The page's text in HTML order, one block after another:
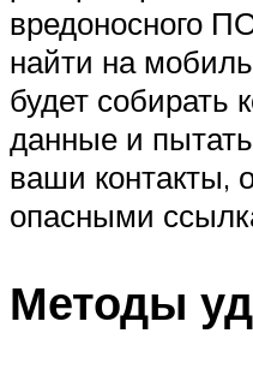
вредоносного
найти на
будет
данные и
ваши контакты,
опасными
Методы